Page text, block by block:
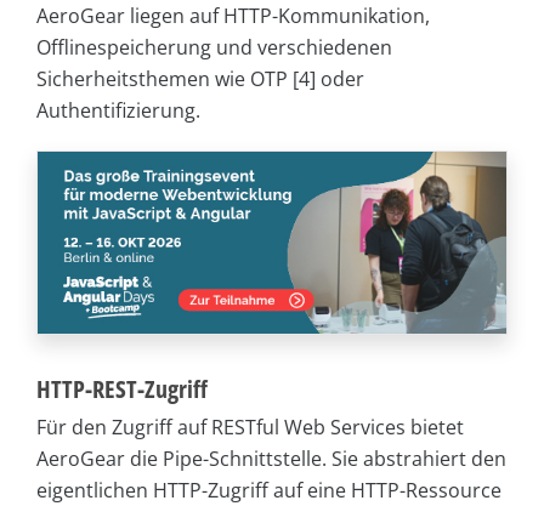
AeroGear liegen auf HTTP-Kommunikation,
Offlinespeicherung und verschiedenen
Sicherheitsthemen wie OTP [4] oder
Authentifizierung.
HTTP-REST-Zugriff
Für den Zugriff auf RESTful Web Services bietet
AeroGear die Pipe-Schnittstelle. Sie abstrahiert den
eigentlichen HTTP-Zugriff auf eine HTTP-Ressource